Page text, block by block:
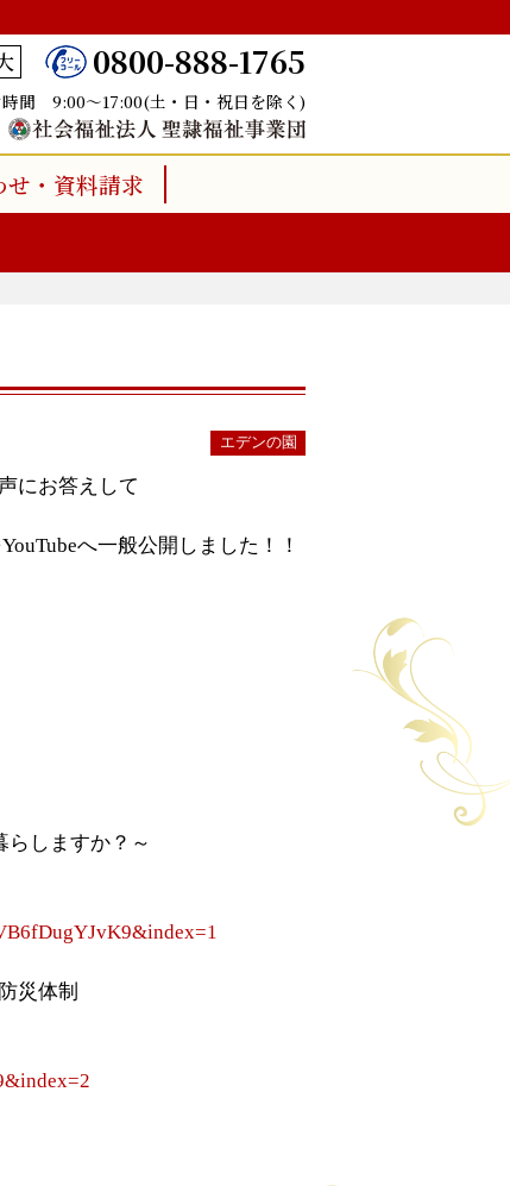
0800-888-1765
間 9:00～17:00(土・日・祝日を除く)
せ・資料請求
エデンの園
にお答えして
へ一般公開しました！！
しますか？～
災体制